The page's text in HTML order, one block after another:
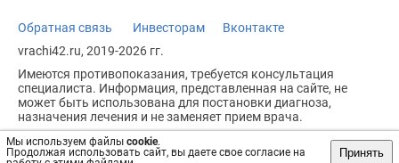
Мы используем файлы cookie.
Продолжая использовать сайт, вы даете свое согласие на
Принять
Обратная связь Инвесторам
Вконтакте
vrachi42.ru, 2019-2026 гг.
Имеются противопоказания, требуется консультация
специалиста. Информация, представленная на сайте, не
может быть использована для постановки диагноза,
назначения лечения и не заменяет прием врача.
Возрастное ограничение: 18+